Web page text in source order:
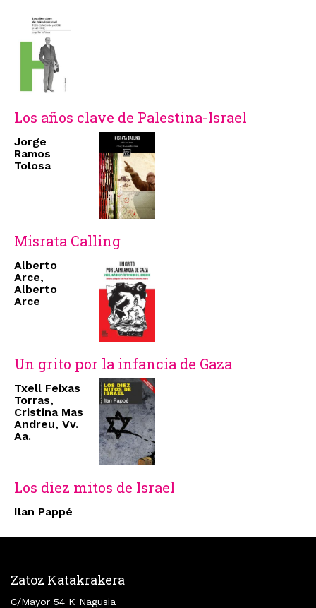
Los años clave de Palestina-Israel
Jorge
Ramos
Tolosa
Misrata Calling
Alberto
Arce,
Alberto
Arce
Un grito por la infancia de Gaza
Txell Feixas
Torras,
Cristina Mas
Andreu, Vv.
Aa.
Los diez mitos de Israel
Ilan Pappé
Zatoz Katakrakera
C/Mayor 54 K Nagusia